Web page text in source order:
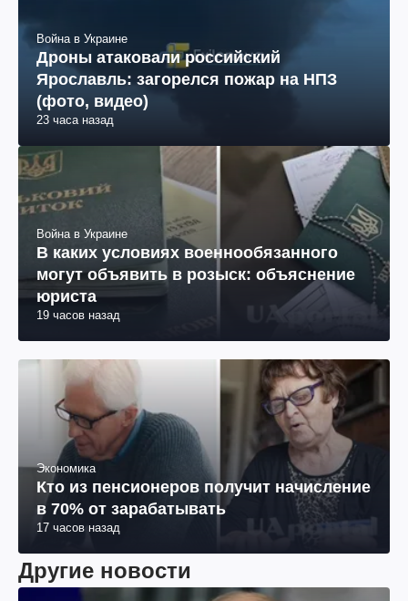
Война в Украине
Дроны атаковали российский
Ярославль: загорелся пожар на НПЗ
(фото, видео)
23 часа назад
Война в Украине
В каких условиях военнообязанного
могут объявить в розыск: объяснение
юриста
19 часов назад
Экономика
Кто из пенсионеров получит начисление
в 70% от зарабатывать
17 часов назад
Другие новости